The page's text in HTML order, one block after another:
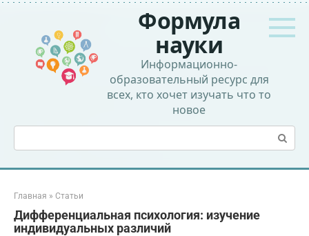
Перейти
контенту
Формула
науки
Информационно-
образовательный ресурс для
всех, кто хочет изучать что то
новое
Поиск:
Главная » Статьи
Дифференциальная психология: изучение
индивидуальных различий